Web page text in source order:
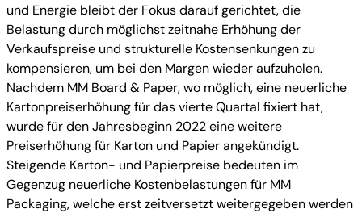
und Energie bleibt der Fokus darauf gerichtet, die
Belastung durch möglichst zeitnahe Erhöhung der
Verkaufspreise und strukturelle Kostensenkungen zu
kompensieren, um bei den Margen wieder aufzuholen.
Nachdem MM Board & Paper, wo möglich, eine neuerliche
Kartonpreiserhöhung für das vierte Quartal fixiert hat,
wurde für den Jahresbeginn 2022 eine weitere
Preiserhöhung für Karton und Papier angekündigt.
Steigende Karton- und Papierpreise bedeuten im
Gegenzug neuerliche Kostenbelastungen für MM
Packaging, welche erst zeitversetzt weitergegeben werden